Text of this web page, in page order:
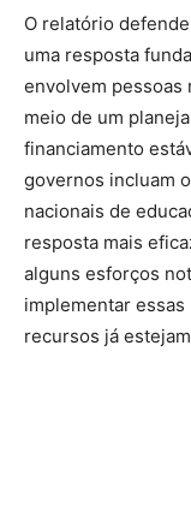
O relatório
uma resposta
envolvem pessoas
meio de um
financiamento
governos incluam
nacionais de
resposta mais
alguns esforços
implementar
recursos já